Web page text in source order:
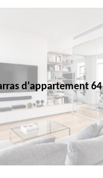
d'appartement 64